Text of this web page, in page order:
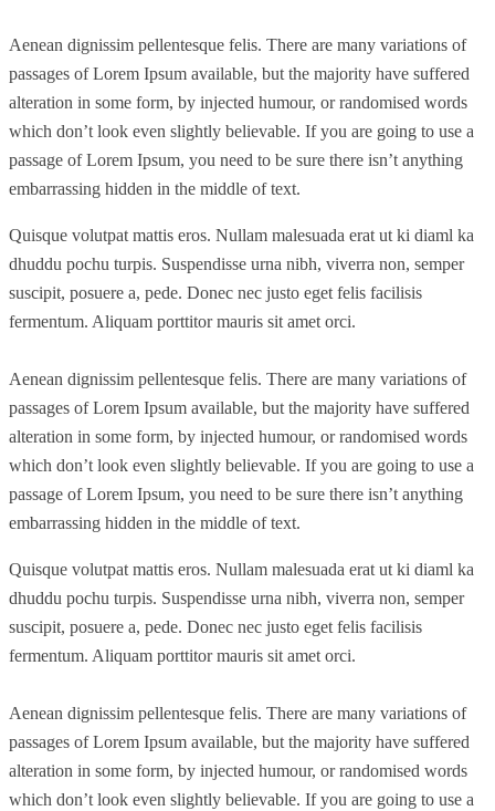
Aenean dignissim pellentesque felis. There are many variations of
passages of Lorem Ipsum available, but the majority have suffered
alteration in some form, by injected humour, or randomised words
which don’t look even slightly believable. If you are going to use a
passage of Lorem Ipsum, you need to be sure there isn’t anything
embarrassing hidden in the middle of text.
Quisque volutpat mattis eros. Nullam malesuada erat ut ki diaml ka
dhuddu pochu turpis. Suspendisse urna nibh, viverra non, semper
suscipit, posuere a, pede. Donec nec justo eget felis facilisis
fermentum. Aliquam porttitor mauris sit amet orci.
Aenean dignissim pellentesque felis. There are many variations of
passages of Lorem Ipsum available, but the majority have suffered
alteration in some form, by injected humour, or randomised words
which don’t look even slightly believable. If you are going to use a
passage of Lorem Ipsum, you need to be sure there isn’t anything
embarrassing hidden in the middle of text.
Quisque volutpat mattis eros. Nullam malesuada erat ut ki diaml ka
dhuddu pochu turpis. Suspendisse urna nibh, viverra non, semper
suscipit, posuere a, pede. Donec nec justo eget felis facilisis
fermentum. Aliquam porttitor mauris sit amet orci.
Aenean dignissim pellentesque felis. There are many variations of
passages of Lorem Ipsum available, but the majority have suffered
alteration in some form, by injected humour, or randomised words
which don’t look even slightly believable. If you are going to use a